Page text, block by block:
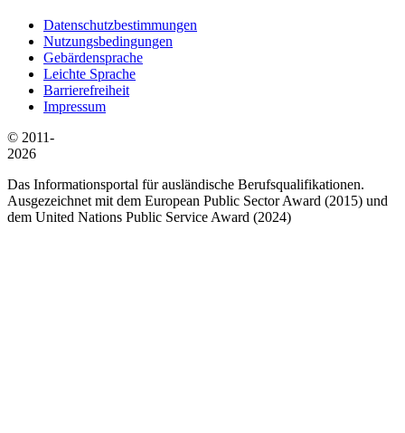
Datenschutzbestimmungen
Nutzungsbedingungen
Gebärdensprache
Leichte Sprache
Barrierefreiheit
Impressum
© 2011-
2026
Das Informationsportal für ausländische Berufsqualifikationen.
Ausgezeichnet mit dem European Public Sector Award (2015) und
dem United Nations Public Service Award (2024)